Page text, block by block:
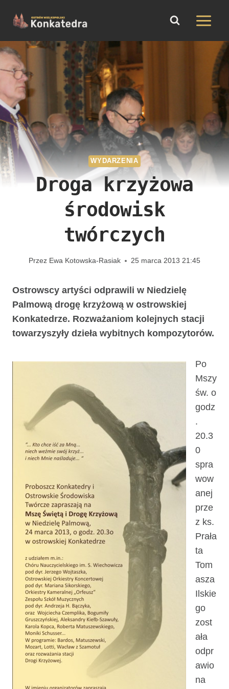
treści
WYDARZENIA
Droga krzyżowa
środowisk
twórczych
Przez Ewa Kotowska-Rasiak 25 marca 2013 21:45
Ostrowscy artyści odprawili w Niedzielę
Palmową drogę krzyżową w ostrowskiej
Konkatedrze. Rozważaniom kolejnych stacji
towarzyszyły dzieła wybitnych kompozytorów.
Po
Mszy
św. o
godz
.
20.3
0
spra
wow
anej
prze
z ks.
Prała
ta
Tom
asza
Ilskie
go
zost
ała
odpr
awio
na